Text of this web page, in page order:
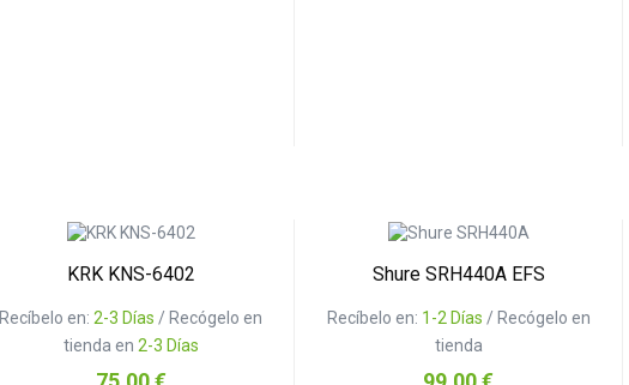
KRK KNS-6402
Recíbelo en:2-3 Días / Recógelo en
tienda en 2-3 Días
Precio
Shure SRH440A EFS
Recíbelo en: 1-2 Días / Recógelo en
tienda
Precio